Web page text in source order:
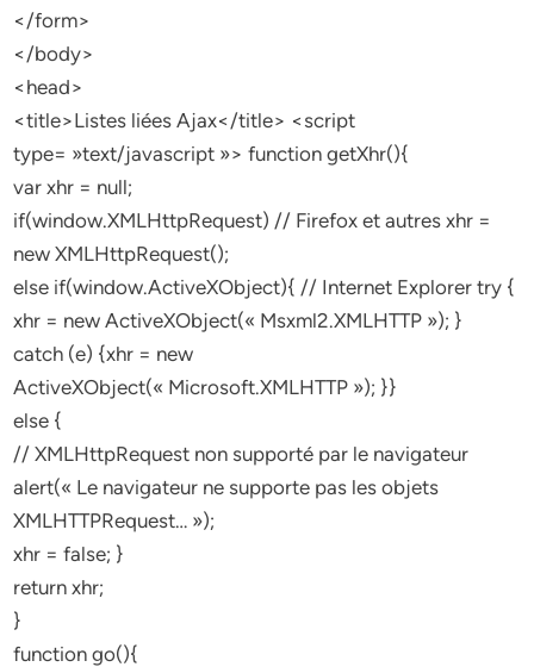
</form>
</body>
<head>
<title>Listes liées Ajax</title> <script
type= »text/javascript »> function getXhr(){
var xhr = null;
if(window.XMLHttpRequest) // Firefox et autres xhr =
new XMLHttpRequest();
else if(window.ActiveXObject){ // Internet Explorer try {
xhr = new ActiveXObject(« Msxml2.XMLHTTP »); }
catch (e) {xhr = new
ActiveXObject(« Microsoft.XMLHTTP »); }}
else {
// XMLHttpRequest non supporté par le navigateur
alert(« Le navigateur ne supporte pas les objets
XMLHTTPRequest… »);
xhr = false; }
return xhr;
}
function go(){